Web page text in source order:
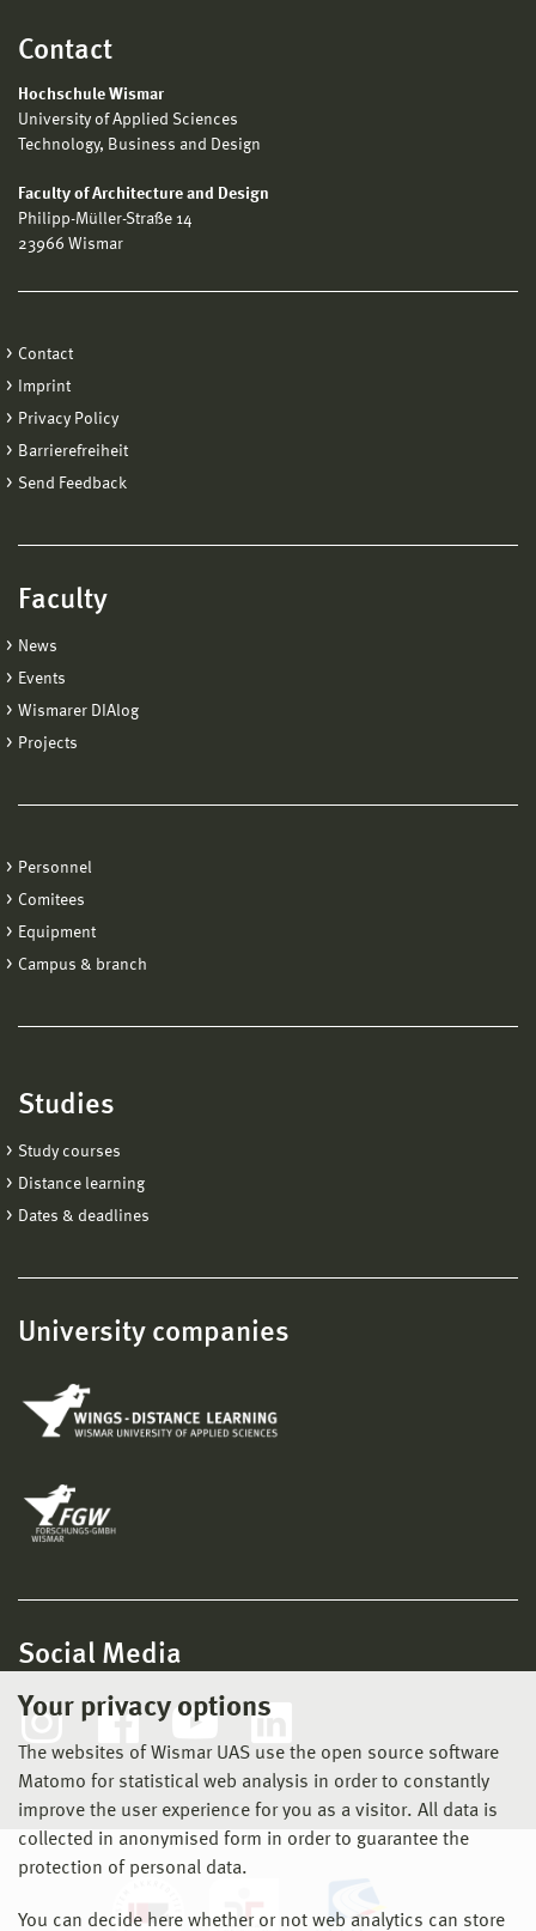
Your privacy options
The websites of Wismar UAS use the open source software
Matomo for statistical web analysis in order to constantly
improve the user experience for you as a visitor. All data is
collected in anonymised form in order to guarantee the
protection of personal data.
You can decide here whether or not web analytics can store
Contact
Hochschule Wismar
University of Applied Sciences
Technology, Business and Design
Faculty of Architecture and Design
Philipp-Müller-Straße 14
23966 Wismar
Contact
Imprint
Privacy Policy
Barrierefreiheit
Send Feedback
Faculty
News
Events
Wismarer DIAlog
Projects
Personnel
Comitees
Equipment
Campus & branch
Studies
Study courses
Distance learning
Dates & deadlines
University companies
Social Media